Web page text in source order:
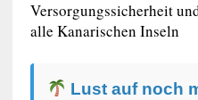
Versorgungssicherheit
alle Kanarischen Inseln
Lust auf noch